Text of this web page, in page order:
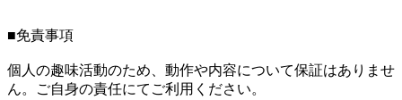
■免責事項
個人の趣味活動のため、動作や内容について保証はありませ
ん。ご自身の責任にてご利用ください。